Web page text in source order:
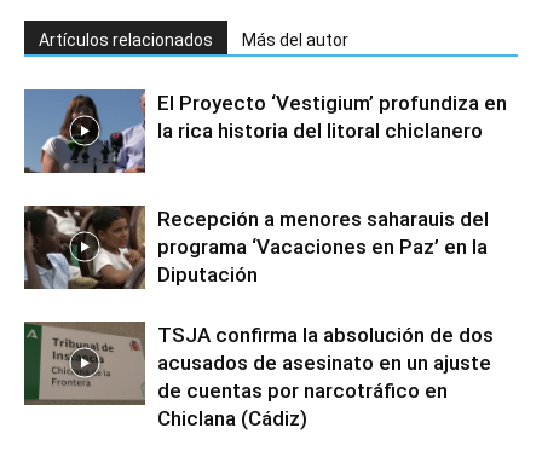
Artículos relacionados Más del autor
El Proyecto ‘Vestigium’ profundiza en
la rica historia del litoral chiclanero
Recepción a menores saharauis del
programa ‘Vacaciones en Paz’ en la
Diputación
TSJA confirma la absolución de dos
acusados de asesinato en un ajuste
de cuentas por narcotráfico en
Chiclana (Cádiz)